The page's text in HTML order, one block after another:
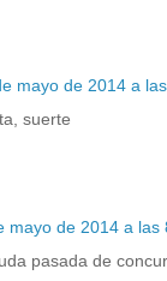
mayo de 2014 a
suerte
mayo de 2014 a las
pasada de